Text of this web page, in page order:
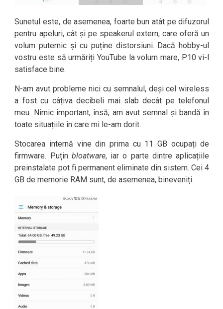
Sunetul este, de asemenea, foarte bun atât pe difuzorul
pentru apeluri, cât și pe speakerul extern, care oferă un
volum puternic și cu puține distorsiuni. Dacă hobby-ul
vostru este să urmăriți YouTube la volum mare, P10 vi-l
satisface bine.
N-am avut probleme nici cu semnalul, deși cel wireless
a fost cu câțiva decibeli mai slab decât pe telefonul
meu. Nimic important, însă, am avut semnal și bandă în
toate situațiile în care mi le-am dorit.
Stocarea internă vine din prima cu 11 GB ocupați de
firmware. Puțin bloatware, iar o parte dintre aplicațiile
preinstalate pot fi permanent eliminate din sistem. Cei 4
GB de memorie RAM sunt, de asemenea, bineveniți.